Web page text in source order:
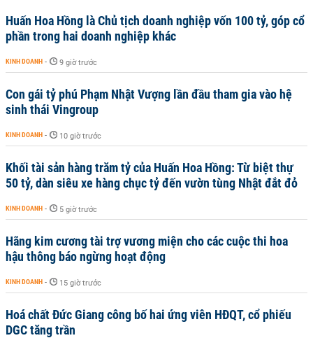
Huấn Hoa Hồng là Chủ tịch doanh nghiệp vốn 100 tỷ, góp cổ
phần trong hai doanh nghiệp khác
KINH DOANH - 9 giờ trước
Con gái tỷ phú Phạm Nhật Vượng lần đầu tham gia vào hệ
sinh thái Vingroup
KINH DOANH - 10 giờ trước
Khối tài sản hàng trăm tỷ của Huấn Hoa Hồng: Từ biệt thự
50 tỷ, dàn siêu xe hàng chục tỷ đến vườn tùng Nhật đắt đỏ
KINH DOANH - 5 giờ trước
Hãng kim cương tài trợ vương miện cho các cuộc thi hoa
hậu thông báo ngừng hoạt động
KINH DOANH - 15 giờ trước
Hoá chất Đức Giang công bố hai ứng viên HĐQT, cổ phiếu
DGC tăng trần